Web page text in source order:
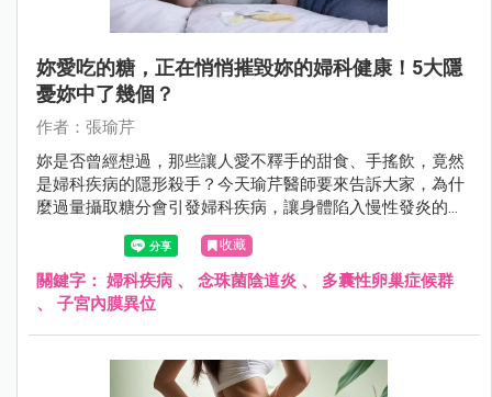
妳愛吃的糖，正在悄悄摧毀妳的婦科健康！5大隱
憂妳中了幾個？
作者：張瑜芹
妳是否曾經想過，那些讓人愛不釋手的甜食、手搖飲，竟然
是婦科疾病的隱形殺手？今天瑜芹醫師要來告訴大家，為什
麼過量攝取糖分會引發婦科疾病，讓身體陷入慢性發炎的惡
收藏
關鍵字： 婦科疾病 、 念珠菌陰道炎 、 多囊性卵巢症候群
、 子宮內膜異位